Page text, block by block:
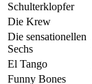
Schulterklopfer
Die Krew
Die sensationellen
Sechs
El Tango
Funny Bones